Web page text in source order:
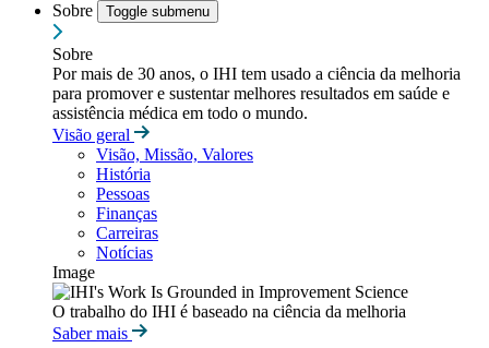
Sobre
Toggle submenu
Sobre
Por mais de 30 anos, o IHI tem usado a ciência da melhoria
para promover e sustentar melhores resultados em saúde e
assistência médica em todo o mundo.
Visão geral
Visão, Missão, Valores
História
Pessoas
Finanças
Carreiras
Notícias
Image
O trabalho do IHI é baseado na ciência da melhoria
Saber mais